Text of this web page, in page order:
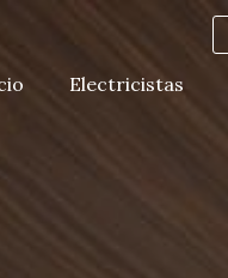
Electricistas